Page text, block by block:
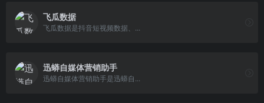
飞瓜数据
飞瓜数据是抖音短视频数据、...
迅蟒自媒体营销助手
迅蟒自媒体营销助手是迅蟒自...